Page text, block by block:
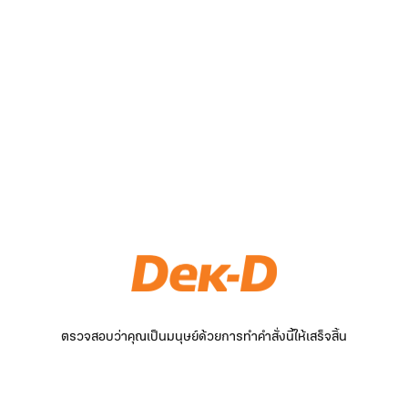
ตรวจสอบว่าคุณเป็นมนุษย์ด้วยการทำคำสั่งนี้ให้เสร็จสิ้น